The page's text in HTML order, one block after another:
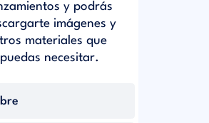
y podrás
imágenes y
materiales que
puedas necesitar.